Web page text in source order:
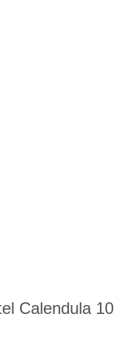
Calendula 10